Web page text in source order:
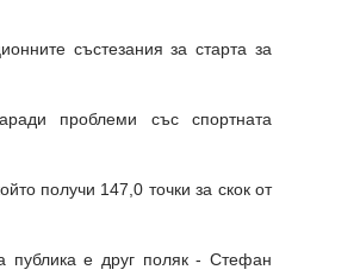
състезания за старта за
проблеми със спортната
получи 147,0 точки за скок от
публика е друг поляк - Стефан